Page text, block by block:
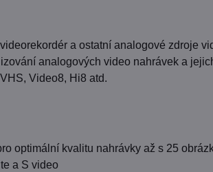
a ostatní analogové zdroje
analogových video nahrávek a
Video8, Hi8 atd.
optimální kvalitu nahrávky až s 25
a S video